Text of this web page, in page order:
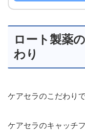
ロート製薬
わり
ケアセラのこだわり
ケアセラのキャッチ